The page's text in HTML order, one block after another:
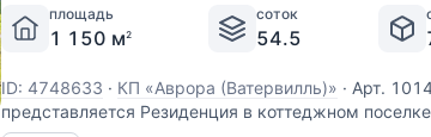
площадь
1 150 м2
соток
54.5
ID: 4748633 · КП «Аврора (Ватервилль)» · Арт.
представляется Резиденция в коттеджном